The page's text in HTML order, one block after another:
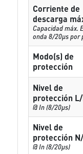
Corriente de
descarga
Capacidad máx.
onda 8/20µs por
Modo(s) de
protección
Nivel de
protección
@ In (8/20µs)
Nivel de
protección
@ In (8/20µs)